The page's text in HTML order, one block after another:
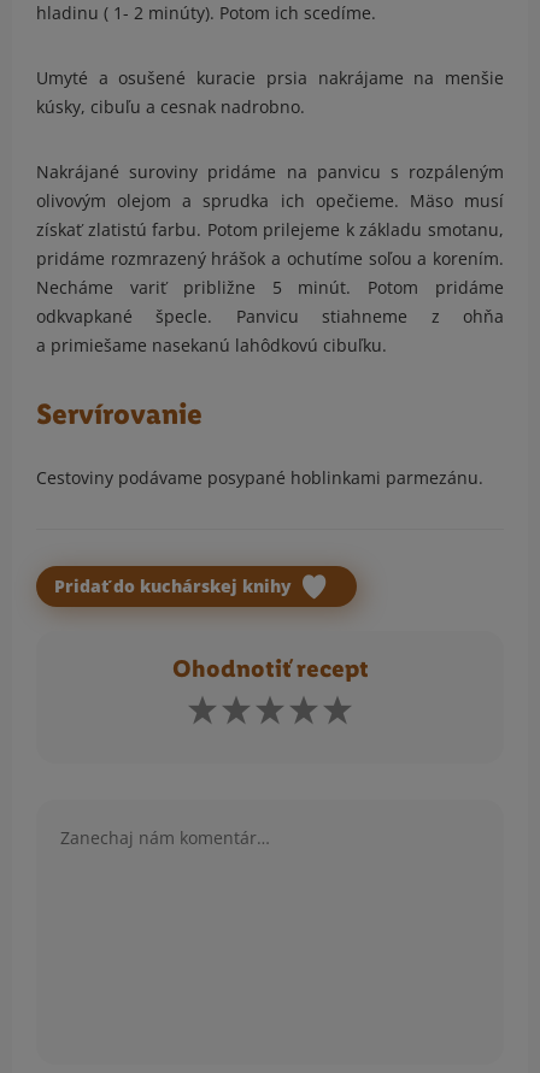
hladinu ( 1- 2 minúty). Potom ich scedíme.
Umyté a osušené kuracie prsia nakrájame na menšie
kúsky, cibuľu a cesnak nadrobno.
Nakrájané suroviny pridáme na panvicu s rozpáleným
olivovým olejom a sprudka ich opečieme. Mäso musí
získať zlatistú farbu. Potom prilejeme k základu smotanu,
pridáme rozmrazený hrášok a ochutíme soľou a korením.
Necháme variť približne 5 minút. Potom pridáme
odkvapkané špecle. Panvicu stiahneme z ohňa
a primiešame nasekanú lahôdkovú cibuľku.
Servírovanie
Cestoviny podávame posypané hoblinkami parmezánu.
Pridať do kuchárskej knihy
Ohodnotiť recept